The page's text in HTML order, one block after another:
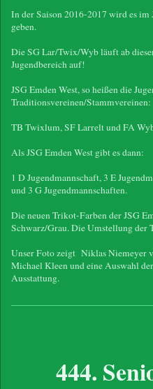
In der Saison 2016-2017 wird es im
geben.
Die SG Lar/Twix/Wyb läuft ab
Jugendbereich auf!
JSG Emden West, so heißen die
Traditionsvereinen/Stammvereinen:
TB Twixlum, SF Larrelt und FA
Als JSG Emden West gibt es dann:
1 D Jugendmannschaft, 3 E
und 3 G Jugendmannschaften.
Die neuen Trikot-Farben der JSG
Schwarz/Grau. Die Umstellung der
Unser Foto zeigt Niklas Niemeyer
Michael Kleen und eine Auswahl
Ausstattung.
444.